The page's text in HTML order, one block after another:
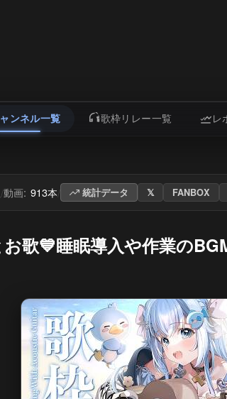
ンネル一覧 歌枠リレー一覧 レ
/動画: 913本/ 統計データ 𝕏 FANBOX
歌💙睡眠導入や作業の